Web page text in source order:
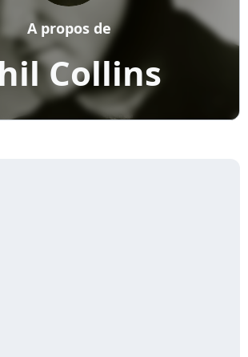
Collins
A propos de